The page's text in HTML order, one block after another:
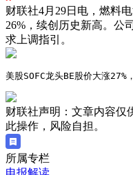
财联社4月29日电，燃料
26%，续创历史新高。公
求上调指引。
美股SOFC龙头BE股价大涨
财联社声明：文章内容仅
此操作，风险自担。
所属专栏
电报解读